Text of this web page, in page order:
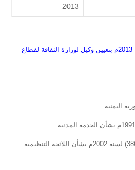
2013
قرار جمهوري رقم (201) لسنة 2013م بتعيين وكيل لوزارة الثقافة لقطاع
اليمنية.
وعلى القرار الجمهوري رقم (386) لسنة 2002م بشأن اللائحة التنظيمية